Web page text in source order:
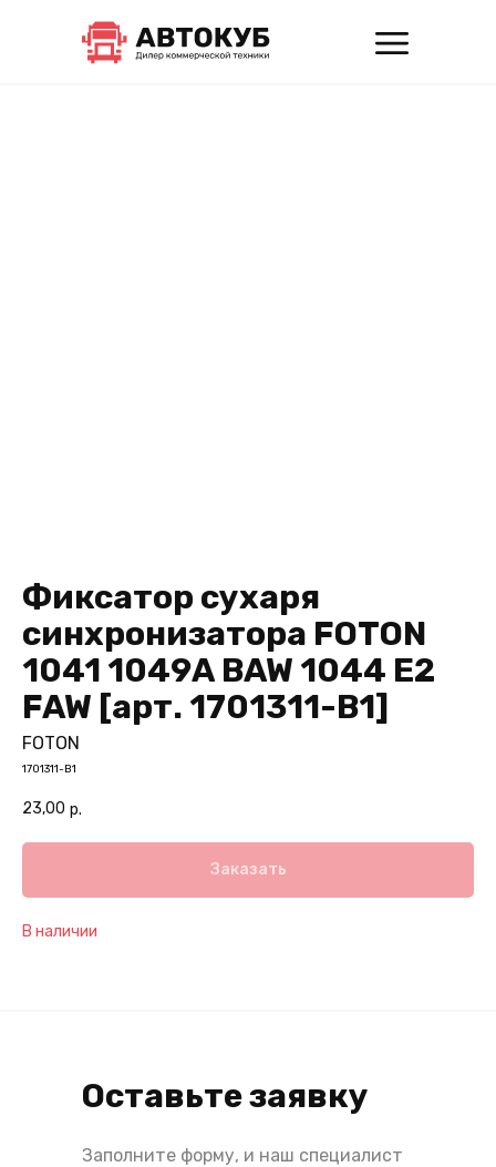
Фиксатор сухаря
синхронизатора FOTON
1041 1049А BAW 1044 Е2
FAW [арт. 1701311-B1]
FOTON
1701311-B1
23,00 р.
Заказать
В наличии
Оставьте заявку
Заполните форму, и наш специалист